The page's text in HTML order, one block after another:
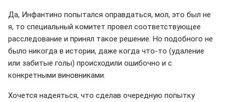
Да, Инфантино попытался оправдаться, мол, это был не
я, то специальный комитет провел соответствующее
расследование и принял такое решение. Но подобного не
было никогда в истории, даже когда что-то (удаление
или забитые голы) происходили ошибочно и с
конкретными виновниками.
Хочется надеяться, что сделав очередную попытку